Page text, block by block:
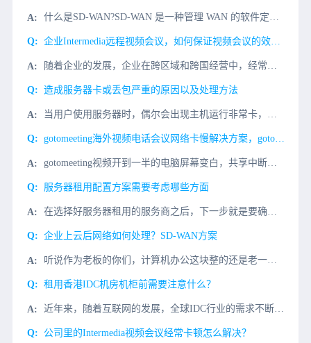
什么是SD-WAN?SD-WAN 是一种管理 WAN 的软件定义方法。主要优势包括：通过MPLS、4G/5G LTE 和其他连接类型的传输独立性降低成本 。提高应用程序性能并提高敏捷性。优化软件即服务
企业Intermedia远程视频会议，如何保证视频会议的效果和话音的品质?
随着企业的发展，企业在跨区域和跨国经营中，经常需要Intermedia视频会议来解决企业内部遇到的问题，比如：1、定期的内部会议;2、商务谈判;3、项目进程与探讨等而Intermedia远程视频会议，
造成服务器卡或丢包严重的原因以及处理方法
当用户使用服务器时，偶尔会出现主机运行非常卡，或严重丢失包无法连接。造成这种情况的原因有很多。当我们遇到这个问题时，我们应该首先逐步调查它。今天，我们将了解服务器卡或丢失包的严重原因和处理方法丢包、卡
gotomeeting海外视频电话会议网络卡慢解决方案，gotomeeting视频专线
gotomeeting视频开到一半的电脑屏幕变白，共享中断，视频掉线，模糊，主要是网络问题，gotomeeting视频会议对端服务器在国外欧美等国家，服务器数据传输缓慢，有丢包的原因。解决gotome...
服务器租用配置方案需要考虑哪些方面
在选择好服务器租用的服务商之后，下一步就是要确定好服务器租用的方案。在服务器租用之前，和服务商的沟通很关键，因为一切信息都来自于商家。 1、根据租用时长 短租方案 刚创业的朋
企业上云后网络如何处理？SD-WAN方案
听说作为老板的你们，计算机办公这块整的还是老一套？自己搭建机房，购买服务器，防火墙，专门的维护人员维护网络，对于上云后的“我”，对这些通通Say No！那么，来聊聊“企业上云”打个比方过去你的企业要用
租用香港IDC机房机柜前需要注意什么？
近年来，随着互联网的发展，全球IDC行业的需求不断增长。例如，通过互联网+快速发展的大型企业往往对数据机房的机柜有很大的需求。通过机柜部署服务器获得足够的网络和电力资源。香港IDC机房的机柜一直是国内
公司里的Intermedia视频会议经常卡顿怎么解决？